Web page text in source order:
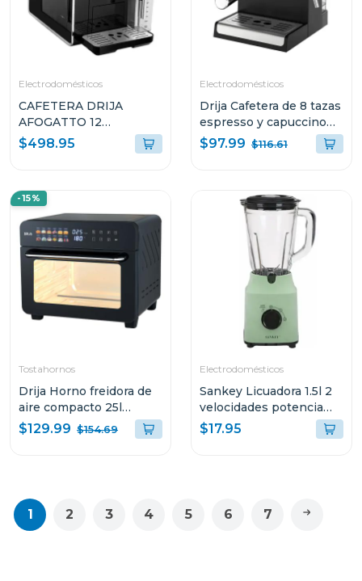
Electrodomésticos
CAFETERA DRIJA
AFOGATTO 12
ESPRESSO Y
CAPUCCINO CON
INTEGRADO
$498.95
Electrodomésticos
Drija Cafetera de 8 tazas
espresso y capuccino
sistema digital con
sistema espumador
$97.99 $116.61
-15%
Tostahornos
Drija Horno freidora de
aire compacto 25l
bruschetta
$129.99 $154.69
Electrodomésticos
Sankey Licuadora 1.5l 2
velocidades potencia
500w
$17.95
1 2 3 4 5 6 7